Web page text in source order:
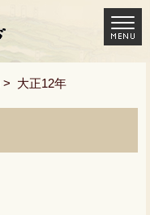
> 大正12年